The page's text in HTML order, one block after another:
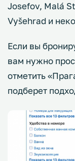
Josefov, Malá
Vyšehrad и
Если вы
вам нужно
отметить
подберет